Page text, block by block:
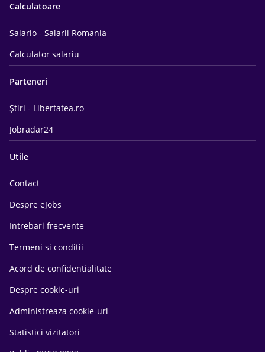
Calculatoare
Salario - Salarii Romania
Calculator salariu
Parteneri
Știri - Libertatea.ro
Jobradar24
Utile
Contact
Despre eJobs
Intrebari frecvente
Termeni si conditii
Acord de confidentialitate
Despre cookie-uri
Administreaza cookie-uri
Statistici vizitatori